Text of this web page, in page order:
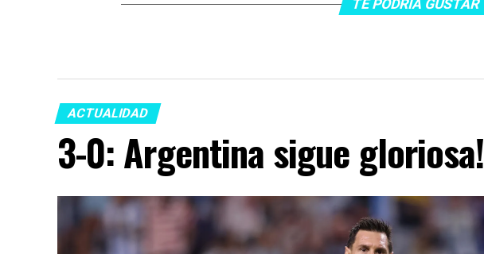
TE PODRÍA GUSTAR
ACTUALIDAD
3-0: Argentina sigue gloriosa!